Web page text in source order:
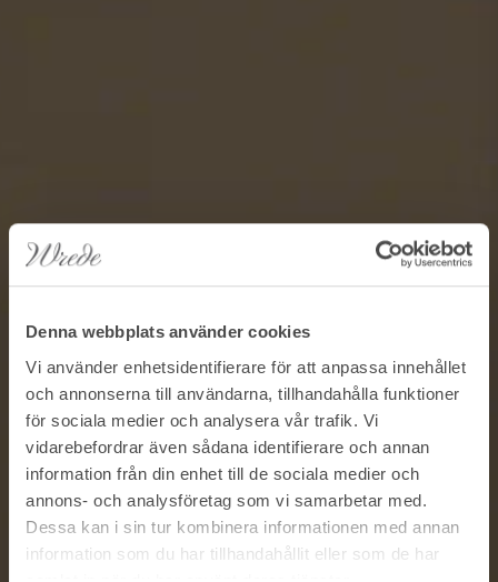
Denna webbplats använder cookies
Vi använder enhetsidentifierare för att anpassa innehållet
och annonserna till användarna, tillhandahålla funktioner
för sociala medier och analysera vår trafik. Vi
vidarebefordrar även sådana identifierare och annan
information från din enhet till de sociala medier och
annons- och analysföretag som vi samarbetar med.
Dessa kan i sin tur kombinera informationen med annan
information som du har tillhandahållit eller som de har